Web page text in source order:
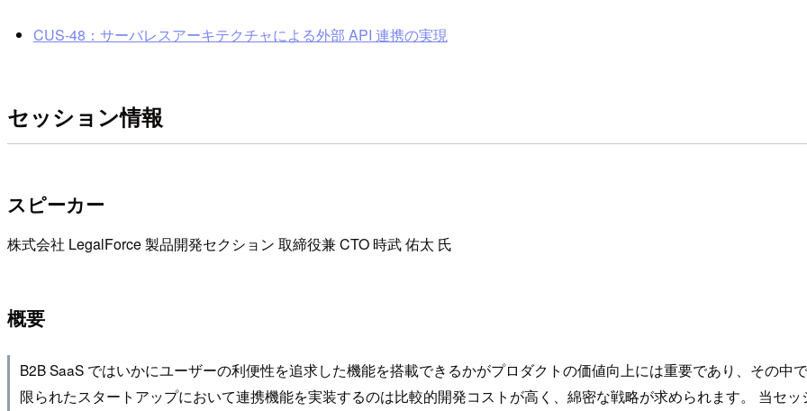
CUS-48：サーバレスアーキテクチャによる外部 API 連携の実現
セッション情報
スピーカー
株式会社 LegalForce 製品開発セクション 取締役兼 CTO 時武 佑太 氏
概要
B2B SaaS ではいかにユーザーの利便性を追求した機能を搭載できるかがプロダクトの価値向上には重要であり、その
限られたスタートアップにおいて連携機能を実装するのは比較的開発コストが高く、綿密な戦略が求められます。 当セ